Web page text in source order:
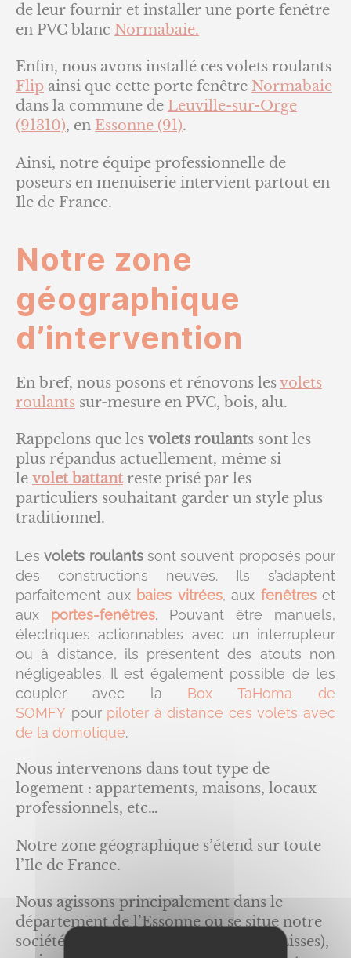
de leur fournir et installer une porte fenêtre
en PVC blanc Normabaie.
Enfin, nous avons installé ces volets roulants
Flip ainsi que cette porte fenêtre Normabaie
dans la commune de Leuville-sur-Orge
(91310), en Essonne (91).
Ainsi, notre équipe professionnelle de
poseurs en menuiserie intervient partout en
Ile de France.
Notre zone
géographique
d’intervention
En bref, nous posons et rénovons lesvolets
roulants sur-mesure en PVC, bois, alu.
Rappelons que les volets roulants sont les
plus répandus actuellement, même si
le volet battantreste prisé par les
particuliers souhaitant garder un style plus
traditionnel.
Lesvolets roulantssont souvent proposés pour
des constructions neuves. Ils s’adaptent
parfaitement aux baies vitrées, aux fenêtreset
aux portes-fenêtres. Pouvant être manuels,
électriques actionnables avec un interrupteur
ou à distance, ils présentent des atouts non
négligeables. Il est également possible de les
coupler avec la Box TaHoma de
SOMFY pour piloter à distance ces volets avec
de la domotique.
Nous intervenons dans tout type de
logement : appartements, maisons, locaux
professionnels, etc…
Notre zone géographique s’étend sur toute
l’Ile de France.
Nous agissons principalement dans le
département de l’Essonne ou se situe notre
société (6 rue de la Closerie – 91090 Lisses),